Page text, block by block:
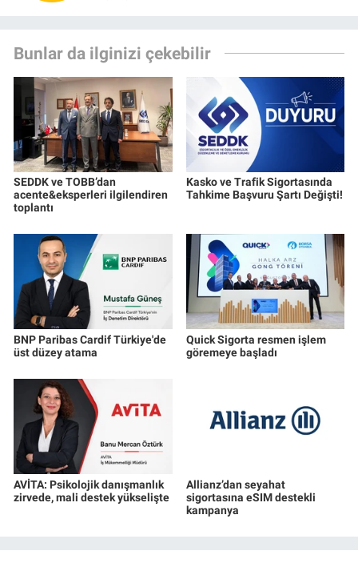
Bunlar da ilginizi çekebilir
SEDDK ve TOBB’dan
acente&eksperleri ilgilendiren
toplantı
Kasko ve Trafik Sigortasında
Tahkime Başvuru Şartı Değişti!
BNP Paribas Cardif Türkiye'de
üst düzey atama
Quick Sigorta resmen işlem
göremeye başladı
AVİTA: Psikolojik danışmanlık
zirvede, mali destek yükselişte
Allianz’dan seyahat
sigortasına eSIM destekli
kampanya